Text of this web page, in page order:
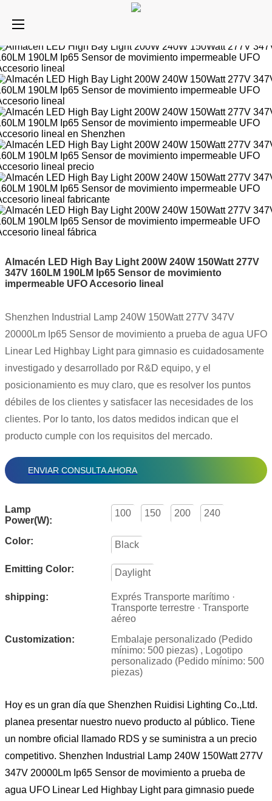
Almacén LED High Bay Light 200W 240W 150Watt 277V
347V 160LM 190LM Ip65 Sensor de movimiento
impermeable UFO Accesorio lineal
Shenzhen Industrial Lamp 240W 150Watt 277V 347V
20000Lm Ip65 Sensor de movimiento a prueba de agua UFO
Linear Led Highbay Light para gimnasio es cuidadosamente
investigado y desarrollado por R&D equipo, y el
posicionamiento es muy claro, que es resolver los puntos
débiles de los clientes y satisfacer las necesidades de los
clientes. Por lo tanto, los datos medidos indican que el
producto cumple con los requisitos del mercado.
ENVIAR CONSULTA AHORA
Lamp
Power(W):
100 150 200 240
Color: Black
Emitting Color: Daylight
shipping:
Exprés Transporte marítimo ·
Transporte terrestre · Transporte
aéreo
Customization:
Embalaje personalizado (Pedido
mínimo: 500 piezas) , Logotipo
personalizado (Pedido mínimo: 500
piezas)
Hoy es un gran día que Shenzhen Ruidisi Lighting Co.,Ltd.
planea presentar nuestro nuevo producto al público. Tiene
un nombre oficial llamado RDS y se suministra a un precio
competitivo. Shenzhen Industrial Lamp 240W 150Watt 277V
347V 20000Lm Ip65 Sensor de movimiento a prueba de
agua UFO Linear Led Highbay Light para gimnasio puede